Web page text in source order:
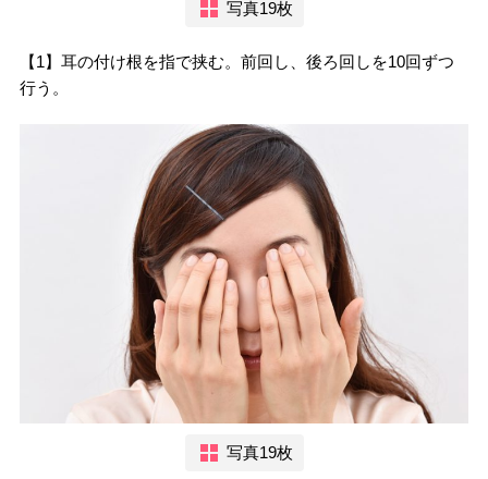
写真19枚
【1】耳の付け根を指で挟む。前回し、後ろ回しを10回ずつ
行う。
写真19枚